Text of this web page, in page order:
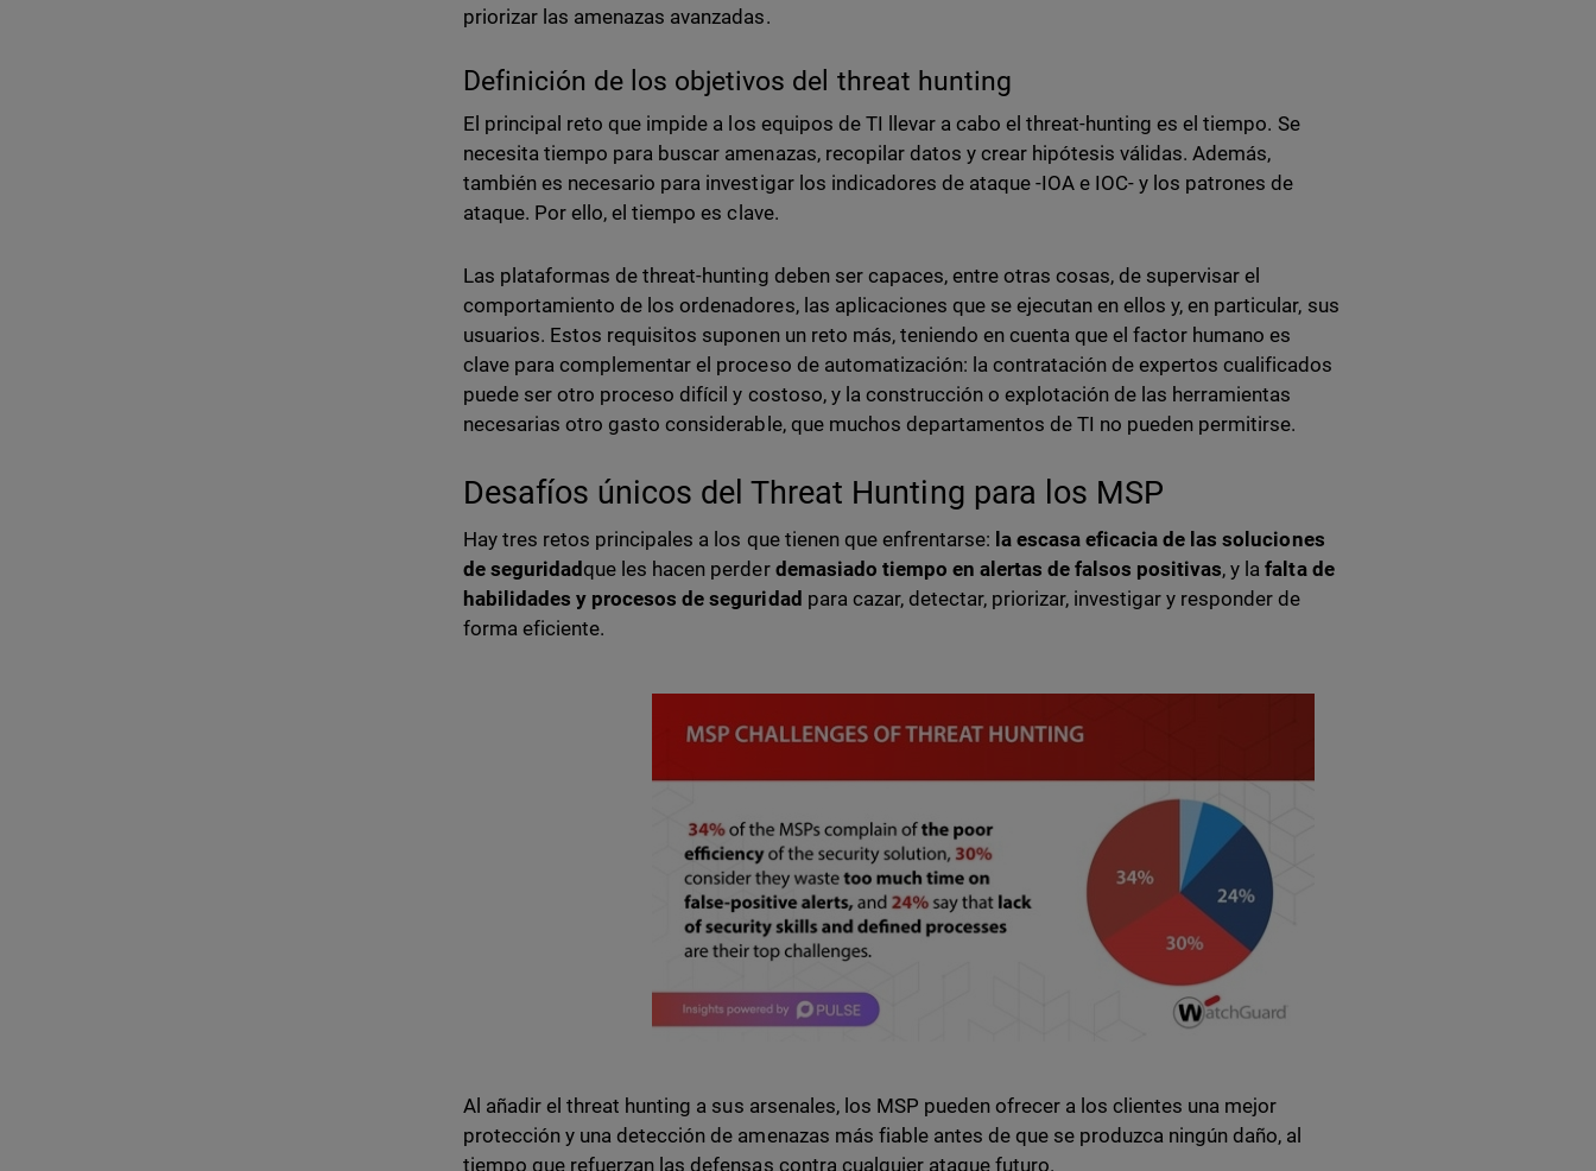
priorizar las amenazas avanzadas.
Definición de los objetivos del threat hunting
El principal reto que impide a los equipos de TI llevar a cabo el threat-hunting es el tiempo. Se
necesita tiempo para buscar amenazas, recopilar datos y crear hipótesis válidas. Además,
también es necesario para investigar los indicadores de ataque -IOA e IOC- y los patrones de
ataque. Por ello, el tiempo es clave.
Las plataformas de threat-hunting deben ser capaces, entre otras cosas, de supervisar el
comportamiento de los ordenadores, las aplicaciones que se ejecutan en ellos y, en particular, sus
usuarios. Estos requisitos suponen un reto más, teniendo en cuenta que el factor humano es
clave para complementar el proceso de automatización: la contratación de expertos cualificados
puede ser otro proceso difícil y costoso, y la construcción o explotación de las herramientas
necesarias otro gasto considerable, que muchos departamentos de TI no pueden permitirse.
Desafíos únicos del Threat Hunting para los MSP
Hay tres retos principales a los que tienen que enfrentarse: la escasa eficacia de las soluciones
de seguridadque les hacen perder demasiado tiempo en alertas de falsos positivas, y lafalta de
habilidades y procesos de seguridad para cazar, detectar, priorizar, investigar y responder de
forma eficiente.
Al añadir el threat hunting a sus arsenales, los MSP pueden ofrecer a los clientes una mejor
protección y una detección de amenazas más fiable antes de que se produzca ningún daño, al
tiempo que refuerzan las defensas contra cualquier ataque futuro.